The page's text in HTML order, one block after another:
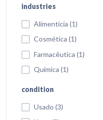
industries
Alimentícia (1)
Cosmética (1)
Farmacêutica (1)
Química (1)
condition
Usado (3)